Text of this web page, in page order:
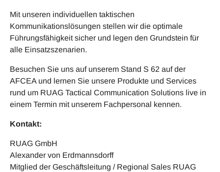
Mit unseren individuellen taktischen
Kommunikationslösungen stellen wir die optimale
Führungsfähigkeit sicher und legen den Grundstein für
alle Einsatzszenarien.
Besuchen Sie uns auf unserem Stand S 62 auf der
AFCEA und lernen Sie unsere Produkte und Services
rund um RUAG Tactical Communication Solutions live in
einem Termin mit unserem Fachpersonal kennen.
Kontakt:
RUAG GmbH
Alexander von Erdmannsdorff
Mitglied der Geschäftsleitung / Regional Sales RUAG